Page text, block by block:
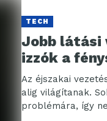
TECH
Jobb látási
izzók a
Az éjszakai
alig világítanak.
problémára, így